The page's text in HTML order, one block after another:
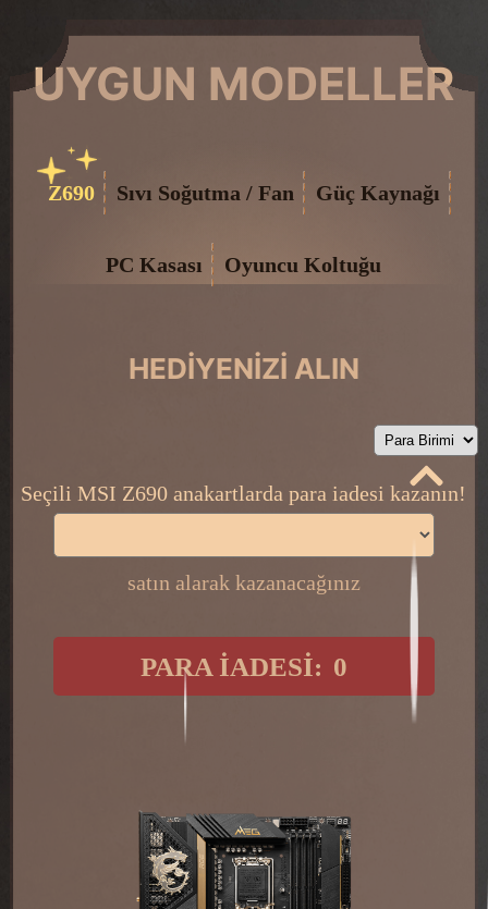
UYGUN MODELLER
Z690 Sıvı Soğutma / Fan Güç Kaynağı
PC Kasası Oyuncu Koltuğu
HEDIYENIZI ALIN
Seçili MSI Z690 anakartlarda para iadesi kazanın!
satın alarak kazanacağınız
PARA İADESİ: 0